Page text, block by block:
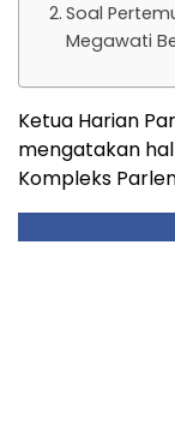
Soal
Megawati
Ketua Harian
mengatakan
Kompleks